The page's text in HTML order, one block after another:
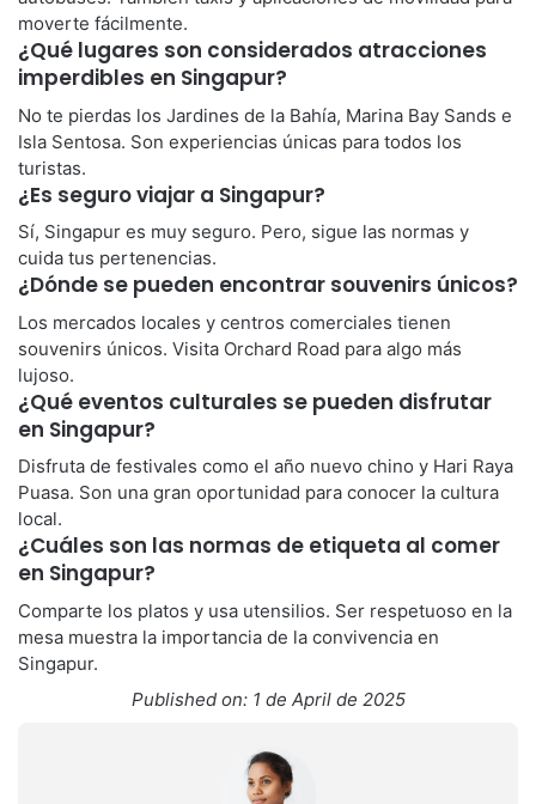
moverte fácilmente.
¿Qué lugares son considerados atracciones
imperdibles en Singapur?
No te pierdas los Jardines de la Bahía, Marina Bay Sands e
Isla Sentosa. Son experiencias únicas para todos los
turistas.
¿Es seguro viajar a Singapur?
Sí, Singapur es muy seguro. Pero, sigue las normas y
cuida tus pertenencias.
¿Dónde se pueden encontrar souvenirs únicos?
Los mercados locales y centros comerciales tienen
souvenirs únicos. Visita Orchard Road para algo más
lujoso.
¿Qué eventos culturales se pueden disfrutar
en Singapur?
Disfruta de festivales como el año nuevo chino y Hari Raya
Puasa. Son una gran oportunidad para conocer la cultura
local.
¿Cuáles son las normas de etiqueta al comer
en Singapur?
Comparte los platos y usa utensilios. Ser respetuoso en la
mesa muestra la importancia de la convivencia en
Singapur.
Published on: 1 de April de 2025